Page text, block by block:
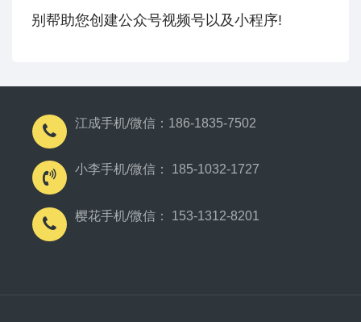
别帮助您创建公众号视频号以及小程序!
江成手机/微信：186-1835-7502
小李手机/微信： 185-1032-1727
樱花手机/微信： 153-1312-8201